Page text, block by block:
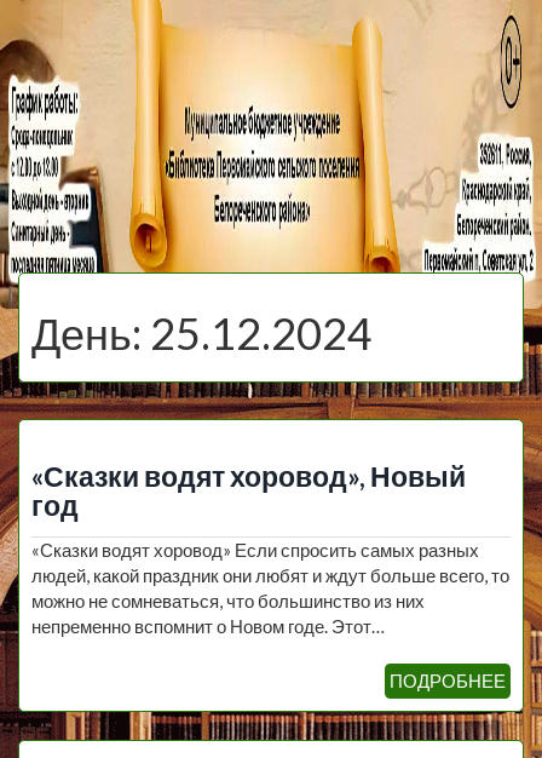
МБУ Библиотека
Первомайского
Сельского
Поселения
День: 25.12.2024
«Сказки водят хоровод», Новый
год
«Сказки водят хоровод» Если спросить самых разных
людей, какой праздник они любят и ждут больше всего, то
можно не сомневаться, что большинство из них
непременно вспомнит о Новом годе. Этот…
ПОДРОБНЕЕ